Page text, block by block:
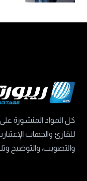
كل المواد المنشورة على
للقارئ والجهات
والتصويب، والتوضيح